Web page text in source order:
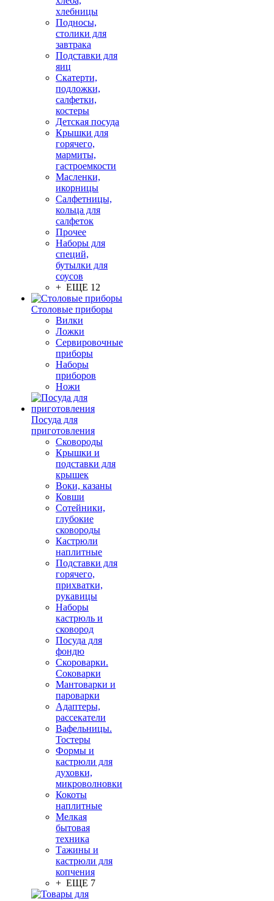
хлебницы
Подносы,
столики для
завтрака
Подставки для
яиц
Скатерти,
подложки,
салфетки,
костеры
Детская посуда
Крышки для
горячего,
мармиты,
гастроемкости
Масленки,
икорницы
Салфетницы,
кольца для
салфеток
Прочее
Наборы для
специй,
бутылки для
соусов
+ ЕЩЕ 12
Столовые приборы
Вилки
Ложки
Сервировочные
приборы
Наборы
приборов
Ножи
Посуда для
приготовления
Сковороды
Крышки и
подставки для
крышек
Воки, казаны
Ковши
Сотейники,
глубокие
сковороды
Кастрюли
наплитные
Подставки для
горячего,
прихватки,
рукавицы
Наборы
кастрюль и
сковород
Посуда для
фондю
Скороварки.
Соковарки
Мантоварки и
пароварки
Адаптеры,
рассекатели
Вафельницы.
Тостеры
Формы и
кастрюли для
духовки,
микроволновки
Кокоты
наплитные
Мелкая
бытовая
техника
Тажины и
кастрюли для
копчения
+ ЕЩЕ 7